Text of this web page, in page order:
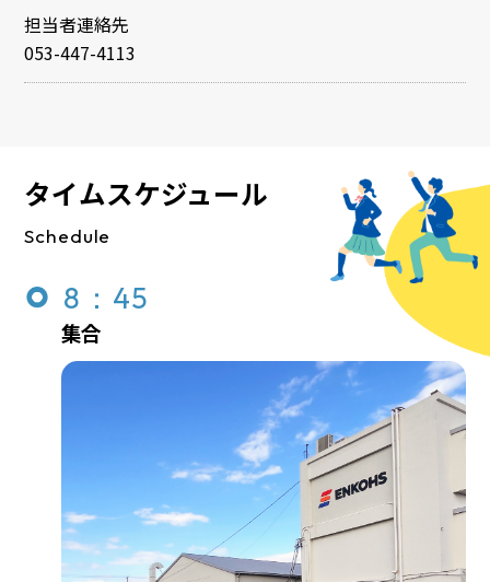
担当者連絡先
053-447-4113
タイムスケジュール
Schedule
8：45
集合